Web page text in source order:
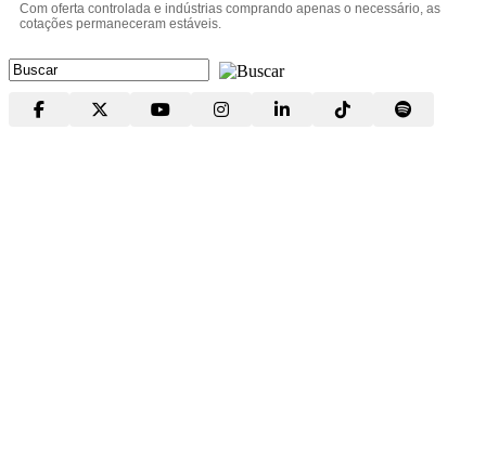
Com oferta controlada e indústrias comprando apenas o necessário, as
cotações permaneceram estáveis.